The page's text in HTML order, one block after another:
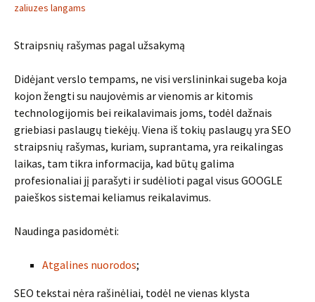
zaliuzes langams
Straipsnių rašymas pagal užsakymą
Didėjant verslo tempams, ne visi verslininkai sugeba koja
kojon žengti su naujovėmis ar vienomis ar kitomis
technologijomis bei reikalavimais joms, todėl dažnais
griebiasi paslaugų tiekėjų. Viena iš tokių paslaugų yra SEO
straipsnių rašymas, kuriam, suprantama, yra reikalingas
laikas, tam tikra informacija, kad būtų galima
profesionaliai jį parašyti ir sudėlioti pagal visus GOOGLE
paieškos sistemai keliamus reikalavimus.
Naudinga pasidomėti:
Atgalines nuorodos;
SEO tekstai nėra rašinėliai, todėl ne vienas klysta